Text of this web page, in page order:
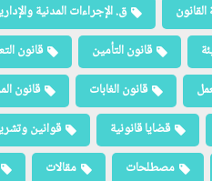
ق. الإجراءات المدنية
قانون التأمين قانون
قانون الغابات قانون
قضايا قانونية قوانين
مصطلحات مقالات